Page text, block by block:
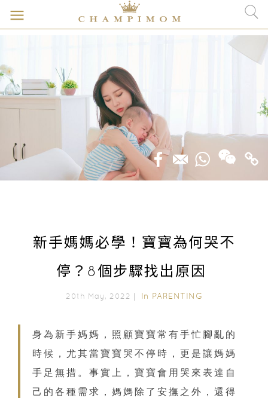
新手媽媽必學！寶寶為何哭不
停？8個步驟找出原因
20th May, 2022｜ In PARENTING
身為新手媽媽，照顧寶寶常有手忙腳亂的
時候，尤其當寶寶哭不停時，更是讓媽媽
手足無措。事實上，寶寶會用哭來表達自
己的各種需求，媽媽除了安撫之外，還得